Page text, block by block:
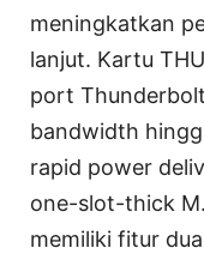
meningkatkan
lanjut. Kartu
port
bandwidth
rapid power
one-slot-thick
memiliki fitur